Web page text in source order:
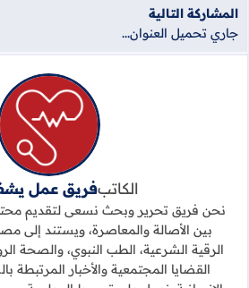
المشاركة التالية
جاري تحميل العنوان...
الكاتبفريق عمل
نحن فريق تحرير وبحث نسعى لتقديم
بين الأصالة والمعاصرة، ويستند إلى
الرقية الشرعية، الطب النبوي، والصحة
القضايا المجتمعية والأخبار المرتبطة